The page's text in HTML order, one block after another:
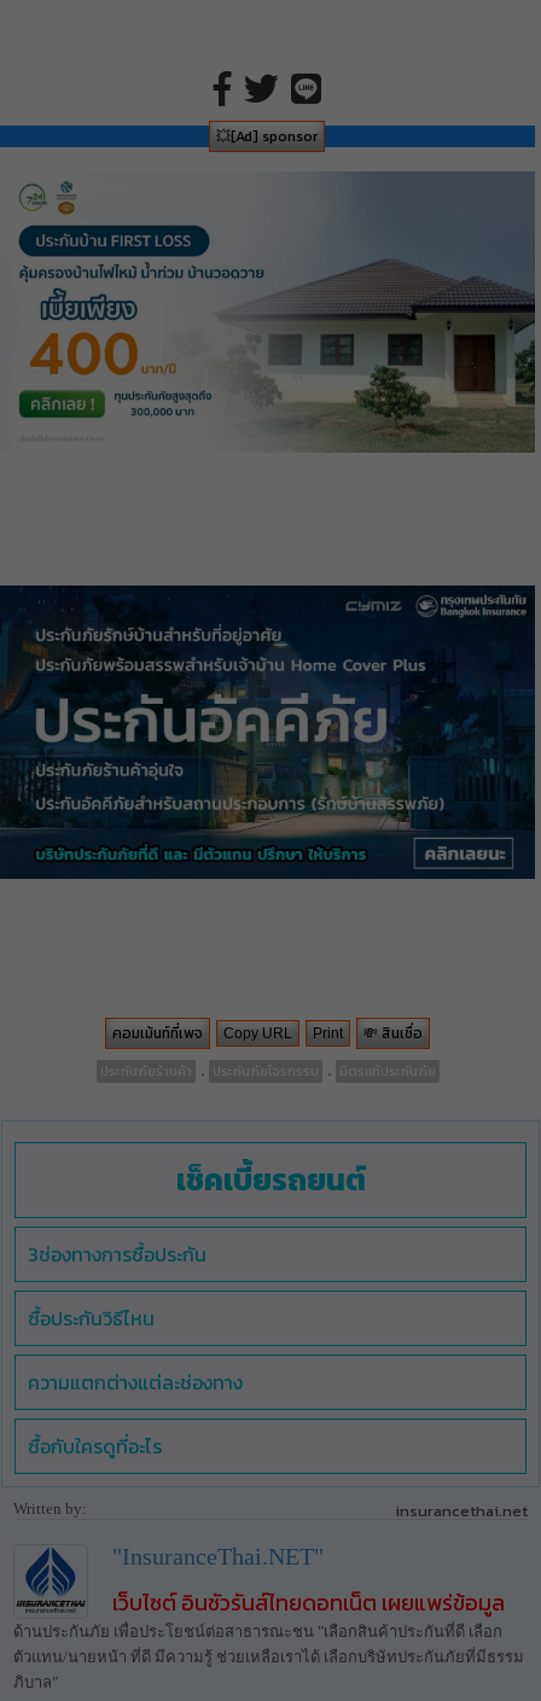
💥[Ad] sponsor
คอมเม้นท์ที่เพจ Copy URL Print 💸 สินเชื่อ
ประกันภัยร้านค้า . ประกันภัยโจรกรรม . มิตรแท้ประกันภัย
เช็คเบี้ยรถยนต์
3ช่องทางการซื้อประกัน
ซื้อประกันวิธีไหน
ความแตกต่างแต่ละช่องทาง
ซื้อกับใครดูที่อะไร
Written by: insurancethai.net
"InsuranceThai.NET"
เว็บไซต์ อินชัวรันส์ไทยดอทเน็ต เผยแพร่ข้อมูล
ด้านประกันภัย เพื่อประโยชน์ต่อสาธารณะชน "เลือกสินค้าประกันที่ดี เลือก
ตัวแทน/นายหน้า ที่ดี มีความรู้ ช่วยเหลือเราได้ เลือกบริษัทประกันภัยที่มีธรรม
ภิบาล"